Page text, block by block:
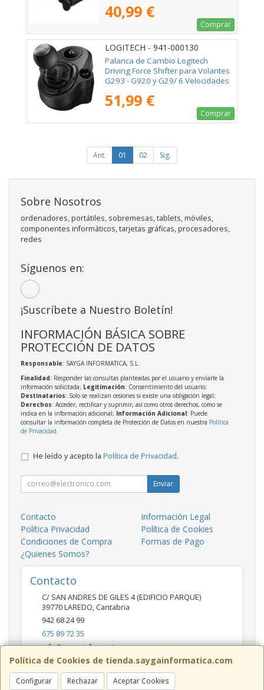
40,99 €
Comprar
LOGITECH - 941-000130
Palanca de Cambio Logitech
Driving Force Shifter para Volantes
G293 - G920 y G29/ 6 Velocidades
51,99 €
Comprar
Ant. 01 02 Sig.
Política de Cookies de tienda.saygainformatica.com
Configurar Rechazar Aceptar Cookies
Sobre Nosotros
ordenadores, portátiles, sobremesas, tablets, móviles,
componentes informáticos, tarjetas gráficas, procesadores,
redes
Síguenos en:
¡Suscríbete a Nuestro Boletín!
INFORMACIÓN BÁSICA SOBRE
PROTECCIÓN DE DATOS
Responsable: SAYGA INFORMATICA, S.L.
Finalidad: Responder las consultas planteadas por el usuario y enviarle la
información solicitada; Legitimación: Consentimiento del usuario;
Destinatarios: Solo se realizan cesiones si existe una obligación legal;
Derechos: Acceder, rectificar y suprimir, así como otros derechos, como se
indica en la información adicional; Información Adicional: Puede
consultar la información completa de Protección de Datos en nuestra Política
de Privacidad.
He leído y acepto la Política de Privacidad.
Enviar
Contacto
Información Legal
Política Privacidad
Política de Cookies
Condiciones de Compra
Formas de Pago
¿Quienes Somos?
Contacto
C/ SAN ANDRES DE GILES 4 (EDIFICIO PARQUE)
39770LAREDO, Cantabria
942 68 24 99
675 89 72 35
info@saygainformatica.com
Horario